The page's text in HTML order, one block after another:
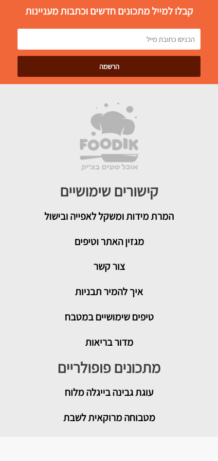
קבלו למייל מתכונים חדשים וכתבות מעניינות
קישורים שימושיים
המרת מידות ומשקל לאפייה ובישול
מגזין האתר וטיפים
צור קשר
איך להמיר תבניות
טיפים שימושיים במטבח
מדור בריאות
מתכונים פופולריים
עוגת גבינה בייגלה מלוח
מטבוחה מרוקאית לשבת